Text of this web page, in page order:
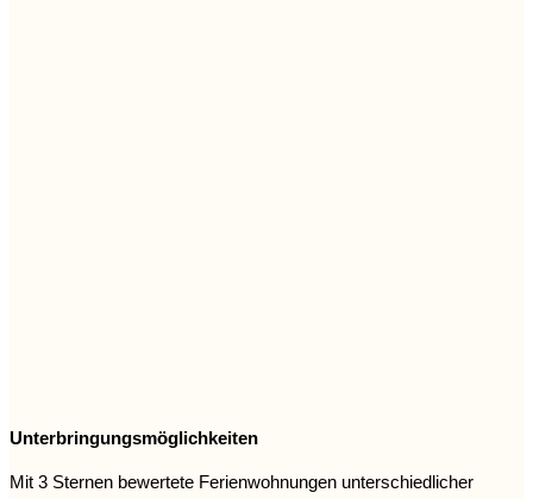
Unterbringungsmöglichkeiten
Mit 3 Sternen bewertete Ferienwohnungen unterschiedlicher